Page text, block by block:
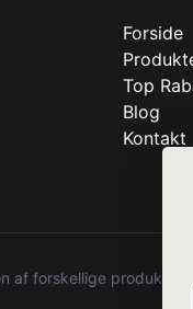
Forside
Top
Blog
Kontakt
forskellige produkter